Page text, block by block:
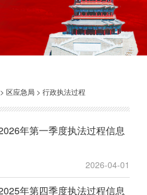
>区应急局 >行政执法过程
年第一季度执法过程信息
2026-04-01
年第四季度执法过程信息